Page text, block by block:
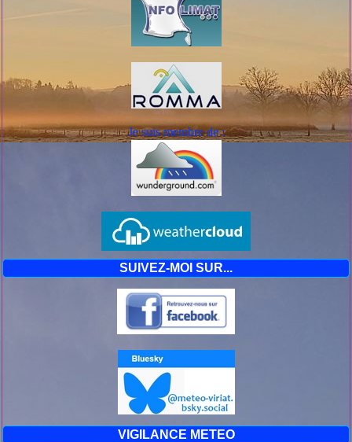
Je suis membre de :
SUIVEZ-MOI SUR...
VIGILANCE METEO